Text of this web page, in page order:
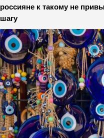
россияне к такому не
шагу